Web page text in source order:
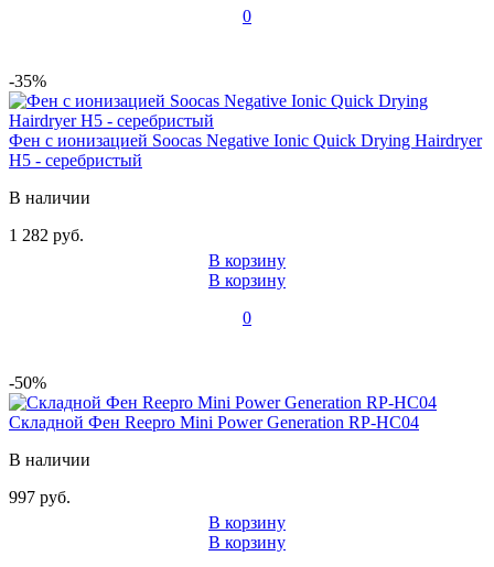
0
-35%
Фен с ионизацией Soocas Negative Ionic Quick Drying Hairdryer
H5 - серебристый
В наличии
1 282 руб.
В корзину
В корзину
0
-50%
Складной Фен Reepro Mini Power Generation RP-HC04
В наличии
997 руб.
В корзину
В корзину